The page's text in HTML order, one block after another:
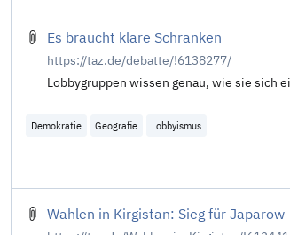
Es braucht klare Schranken
https://taz.de/debatte/!6138277/
Lobbygruppen wissen genau, wie sie sich
Demokratie Geografie Lobbyismus
Wahlen in Kirgistan: Sieg für Japarow